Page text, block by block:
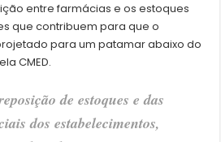
entre farmácias e os estoques
que contribuem para que o
para um patamar abaixo do
CMED.
de estoques e das
dos estabelecimentos,